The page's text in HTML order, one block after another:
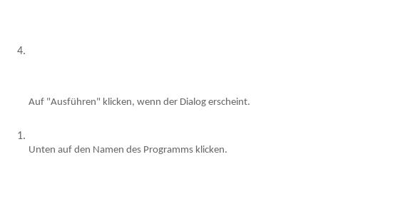
Auf "Ausführen" klicken, wenn der Dialog erscheint.
Unten auf den Namen des Programms klicken.